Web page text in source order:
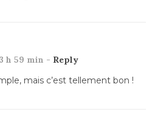
h 59 min - Reply
mais c’est tellement bon !